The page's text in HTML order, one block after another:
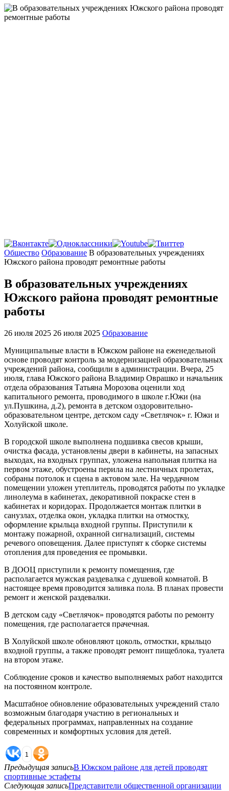
Главная
Общество Образование В образовательных учреждениях
Южского района проводят ремонтные работы
В образовательных учреждениях
Южского района проводят ремонтные
работы
26 июля 2025 26 июля 2025 Образование
Муниципальные власти в Южском районе на еженедельной
основе проводят контроль за модернизацией образовательных
учреждений района, сообщили в администрации. Вчера, 25
июля, глава Южского района Владимир Оврашко и начальник
отдела образования Татьяна Морозова оценили ход
капитального ремонта, проводимого в школе г.Южи (на
ул.Пушкина, д.2), ремонта в детском оздоровительно-
образовательном центре, детском саду «Светлячок» г. Южи и
Холуйской школе.
В городской школе выполнена подшивка свесов крыши,
очистка фасада, установлены двери в кабинеты, на запасных
выходах, на входных группах, уложена напольная плитка на
первом этаже, обустроены перила на лестничных пролетах,
собраны потолок и сцена в актовом зале. На чердачном
помещении уложен утеплитель, проводятся работы по укладке
линолеума в кабинетах, декоративной покраске стен в
кабинетах и коридорах. Продолжается монтаж плитки в
санузлах, отделка окон, укладка плитки на отмостку,
оформление крыльца входной группы. Приступили к
монтажу пожарной, охранной сигнализаций, системы
речевого оповещения. Далее приступят к сборке системы
отопления для проведения ее промывки.
В ДООЦ приступили к ремонту помещения, где
располагается мужская раздевалка с душевой комнатой. В
настоящее время проводится заливка пола. В планах провести
ремонт и женской раздевалки.
В детском саду «Светлячок» проводятся работы по ремонту
помещения, где располагается прачечная.
В Холуйской школе обновляют цоколь, отмостки, крыльцо
входной группы, а также проводят ремонт пищеблока, туалета
на втором этаже.
Соблюдение сроков и качество выполняемых работ находится
на постоянном контроле.
Масштабное обновление образовательных учреждений стало
возможным благодаря участию в региональных и
федеральных программах, направленных на создание
современных и комфортных условия для детей.
1
Предыдущая записьВ Южском районе для детей проводят
спортивные эстафеты
Следующая записьПредставители общественной организации